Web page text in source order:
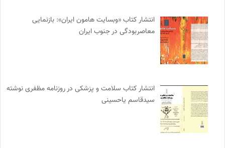
انتشار کتاب «وبسایت هامون ایران»: بازنمایی
معاصربودگی در جنوب ایران
انتشار کتاب سلامت و پزشکی در روزنامه مظفری نوشته
سیدقاسم یاحسینی